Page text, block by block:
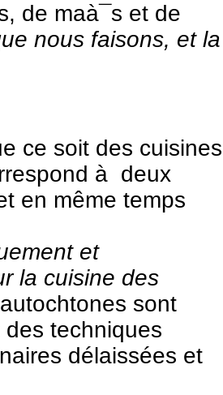
de maà¯s et de
nous faisons, et la
ce soit des cuisines
à deux
en même temps
et
la cuisine des
sont
techniques
délaissées et